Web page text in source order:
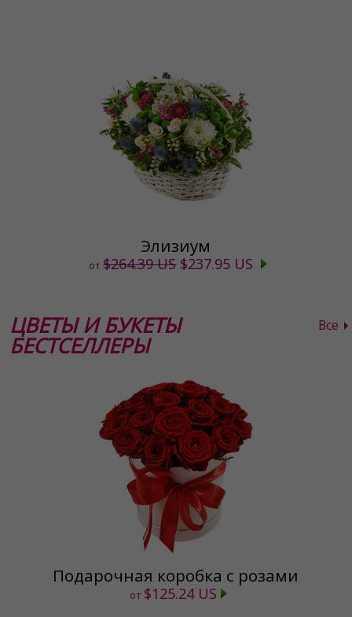
Элизиум
от$264.39 US$237.95 US
ЦВЕТЫ И БУКЕТЫ
БЕСТСЕЛЛЕРЫ
Все
Подарочная коробка с розами
от $125.24 US